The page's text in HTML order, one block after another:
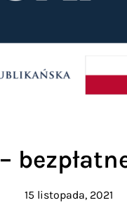
15 listopada, 2021